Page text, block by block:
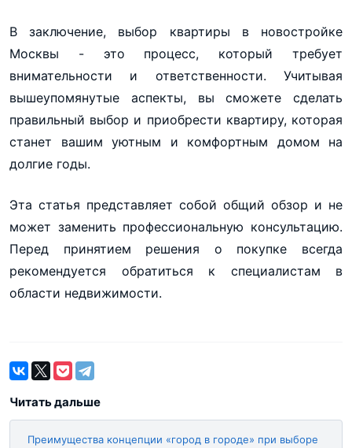
В заключение, выбор квартиры в новостройке
Москвы - это процесс, который требует
внимательности и ответственности. Учитывая
вышеупомянутые аспекты, вы сможете сделать
правильный выбор и приобрести квартиру, которая
станет вашим уютным и комфортным домом на
долгие годы.
Эта статья представляет собой общий обзор и не
может заменить профессиональную консультацию.
Перед принятием решения о покупке всегда
рекомендуется обратиться к специалистам в
области недвижимости.
Читать дальше
Преимущества концепции «город в городе» при выборе